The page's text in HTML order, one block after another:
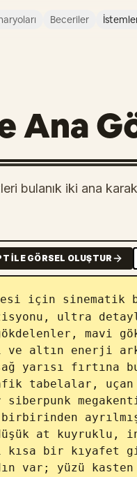
Beceriler
Ana
bulanık iki ana
ILE GÖRSEL OLUŞTUR
için sinematik
ultra
mavi
ve altın enerji
yarısı fırtına
tabelalar, uçan
at kuyruklu,
bir kıyafet
var; yüzü kasten